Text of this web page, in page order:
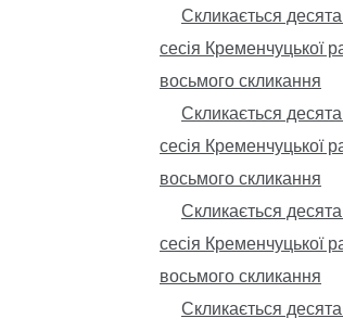
Скликається
сесія Кременчуцької
восьмого скликання
Скликається
сесія Кременчуцької
восьмого скликання
Скликається
сесія Кременчуцької
восьмого скликання
Скликається